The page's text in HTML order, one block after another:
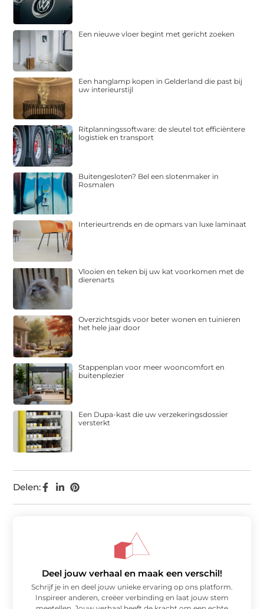
Delen:
Een nieuwe vloer begint met gericht zoeken
Een hanglamp kopen in Gelderland die past bij
uw interieurstijl
Ritplanningssoftware: de sleutel tot efficiëntere
logistiek en transport
Buitengesloten? Bel een slotenmaker in
Rosmalen
Interieurtrends en de opmars van luxe laminaat
Vlooien en teken bij uw kat voorkomen met de
dierenarts
Overzichtsgids voor beter wonen en tuinieren
het hele jaar door
Stappenplan voor meer wooncomfort en
buitenplezier
Een Dupa-kast die uw verzekeringsdossier
versterkt
Deel jouw verhaal en maak een verschil!
Schrijf je in en deel jouw unieke ervaring op ons platform.
Inspireer anderen, creëer verbinding en laat jouw stem